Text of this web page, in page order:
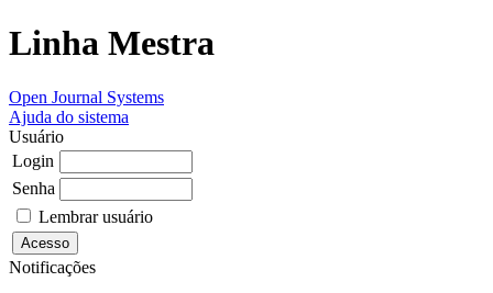
Linha Mestra
Open Journal Systems
Ajuda do sistema
Usuário
Login
Senha
Lembrar usuário
Notificações